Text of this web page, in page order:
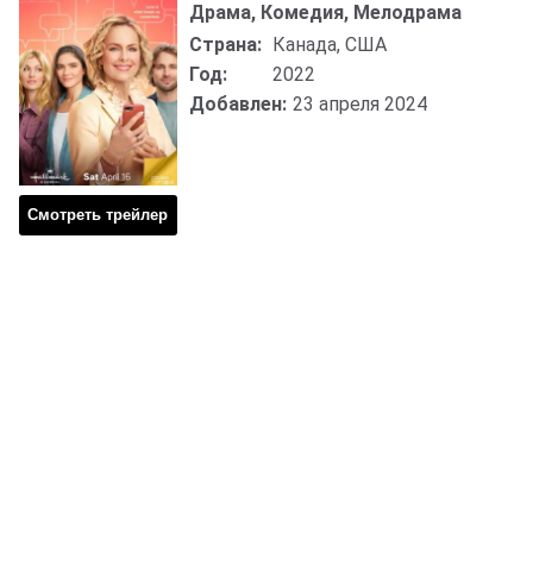
Смотреть трейлер
Драма, Комедия, Мелодрама
Страна: Канада, США
Год:
2022
Добавлен: 23 апреля 2024